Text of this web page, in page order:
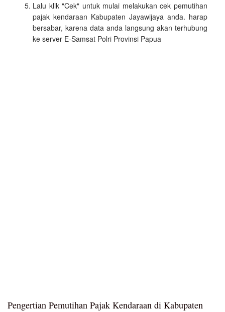
Lalu klik "Cek" untuk mulai melakukan cek pemutihan
pajak kendaraan Kabupaten Jayawijaya anda. harap
bersabar, karena data anda langsung akan terhubung
ke server E-Samsat Polri Provinsi Papua
Pengertian Pemutihan Pajak Kendaraan di Kabupaten